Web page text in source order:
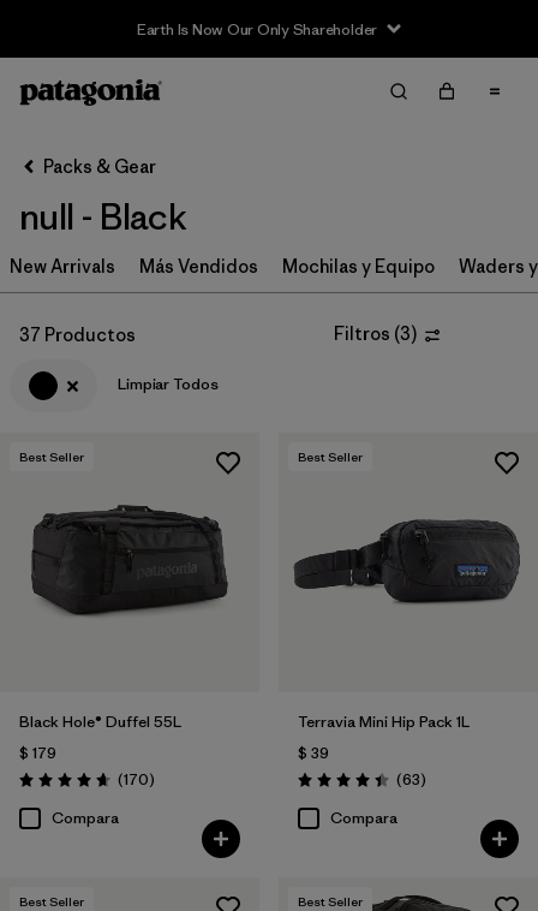
Sale — Up to 40% Off Past-Season Clothing & Gear
Filter & Sort
Ordenar Por
Filtrar por
Category
Filtrar por
Price
Filtrar por
Size
Filtrar por
Fit
Filtrar por
Color 1
Filtrar por
Features & Processes
Filtrar por
Volume
Filtrar por
Gender
Packs & Gear
null - Black
New Arrivals Más Vendidos Mochilas y Equipo Waders
37 Productos Filtros (3)
Limpiar Todos
Best Seller
Black Hole® Duffel 55L
$ 179
Valoración: 4.6 / 5
(170Comentarios
)
Compara
Best Seller
Terravia Mini Hip Pack 1L
$ 39
Valoración: 4.4 / 5
(63Comentarios
)
Compara
Best Seller Best Seller